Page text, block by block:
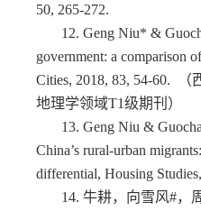
50, 265-272.
12. Geng Niu* &
government: a comparison
Cities, 2018, 83, 54-60.
地理学领域T1级期刊）
13. Geng Niu &
China’s rural-urban
differential, Housing
14. 牛耕，向雪风#，